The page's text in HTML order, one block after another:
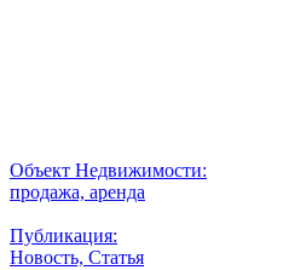
Объект Недвижимости:
продажа, аренда
Публикация:
Новость, Статья